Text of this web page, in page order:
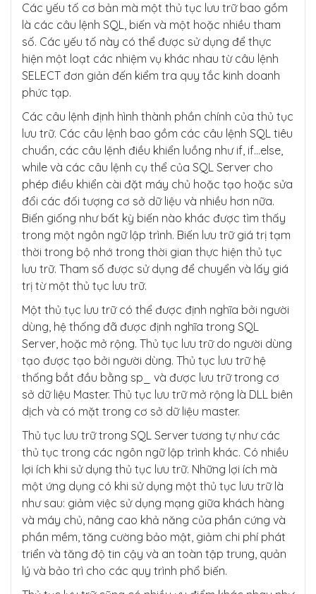
Các yếu tố cơ bản mà một thủ tục lưu trữ bao gồm
là các câu lệnh SQL, biến và một hoặc nhiều tham
số. Các yếu tố này có thể được sử dụng để thực
hiện một loạt các nhiệm vụ khác nhau từ câu lệnh
SELECT đơn giản đến kiểm tra quy tắc kinh doanh
phức tạp.
Các câu lệnh định hình thành phần chính của thủ tục
lưu trữ. Các câu lệnh bao gồm các câu lệnh SQL tiêu
chuẩn, các câu lệnh điều khiển luồng như if, if…else,
while và các câu lệnh cụ thể của SQL Server cho
phép điều khiển cài đặt máy chủ hoặc tạo hoặc sửa
đổi các đối tượng cơ sở dữ liệu và nhiều hơn nữa.
Biến giống như bất kỳ biến nào khác được tìm thấy
trong một ngôn ngữ lập trình. Biến lưu trữ giá trị tạm
thời trong bộ nhớ trong thời gian thực hiện thủ tục
lưu trữ. Tham số được sử dụng để chuyển và lấy giá
trị từ một thủ tục lưu trữ.
Một thủ tục lưu trữ có thể được định nghĩa bởi người
dùng, hệ thống đã được định nghĩa trong SQL
Server, hoặc mở rộng. Thủ tục lưu trữ do người dùng
tạo được tạo bởi người dùng. Thủ tục lưu trữ hệ
thống bắt đầu bằng sp_ và được lưu trữ trong cơ
sở dữ liệu Master. Thủ tục lưu trữ mở rộng là DLL biên
dịch và có mặt trong cơ sở dữ liệu master.
Thủ tục lưu trữ trong SQL Server tương tự như các
thủ tục trong các ngôn ngữ lập trình khác. Có nhiều
lợi ích khi sử dụng thủ tục lưu trữ. Những lợi ích mà
một ứng dụng có khi sử dụng một thủ tục lưu trữ là
như sau: giảm việc sử dụng mạng giữa khách hàng
và máy chủ, nâng cao khả năng của phần cứng và
phần mềm, tăng cường bảo mật, giảm chi phí phát
triển và tăng độ tin cậy và an toàn tập trung, quản
lý và bảo trì cho các quy trình phổ biến.